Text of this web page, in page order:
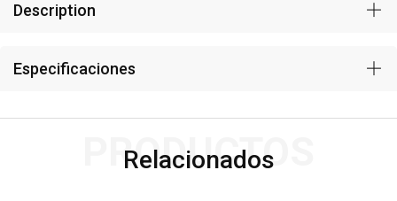
Description
Especificaciones
Relacionados
PRODUCTOS